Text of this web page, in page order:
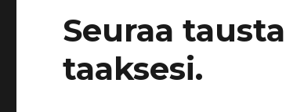
Seuraa
taaksesi.